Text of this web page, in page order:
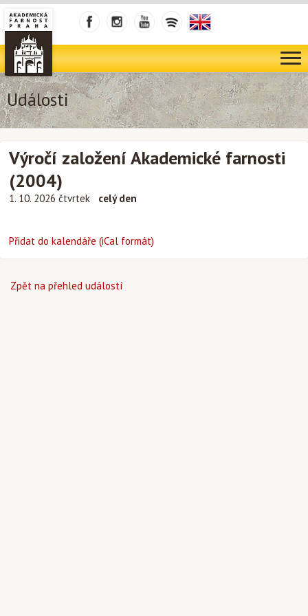
Události
Výročí založení Akademické farnosti
(2004)
1. 10. 2026 čtvrtek celý den
Přidat do kalendáře (iCal formát)
Zpět na přehled událostí